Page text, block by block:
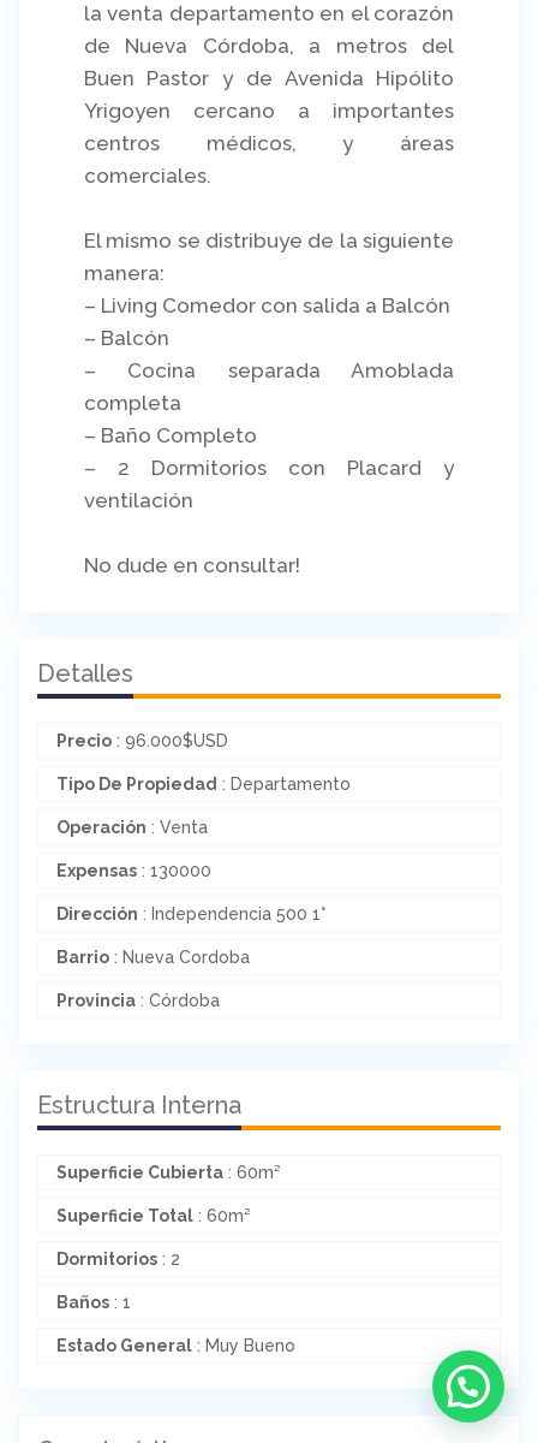
la venta departamento en el corazón
de Nueva Córdoba, a metros del
Buen Pastor y de Avenida Hipólito
Yrigoyen cercano a importantes
centros médicos, y áreas
comerciales.
El mismo se distribuye de la siguiente
manera:
– Living Comedor con salida a Balcón
– Balcón
– Cocina separada Amoblada
completa
– Baño Completo
– 2 Dormitorios con Placard y
ventilación
No dude en consultar!
Detalles
Precio : 96.000$USD
Tipo De Propiedad : Departamento
Operación : Venta
Expensas : 130000
Dirección : Independencia 500 1°
Barrio : Nueva Cordoba
Provincia : Córdoba
Estructura Interna
Superficie Cubierta : 60m²
Superficie Total : 60m²
Dormitorios : 2
Baños : 1
Estado General : Muy Bueno